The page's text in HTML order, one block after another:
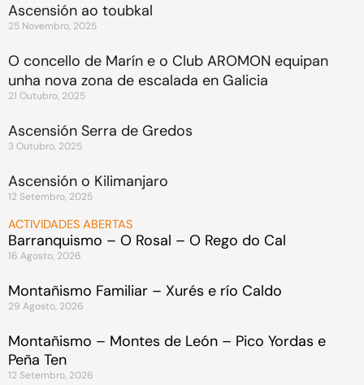
Ascensión ao toubkal
25 Novembro, 2025
O concello de Marín e o Club AROMON equipan
unha nova zona de escalada en Galicia
21 Outubro, 2025
Ascensión Serra de Gredos
3 Outubro, 2025
Ascensión o Kilimanjaro
12 Setembro, 2025
ACTIVIDADES ABERTAS
Barranquismo – O Rosal – O Rego do Cal
16 Agosto, 2026
Montañismo Familiar – Xurés e río Caldo
29 Agosto, 2026
Montañismo – Montes de León – Pico Yordas e
Peña Ten
12 Setembro, 2026